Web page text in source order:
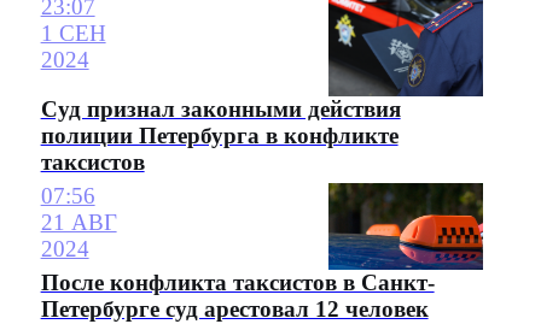
23:07
1 СЕН
2024
Суд признал законными действия
полиции Петербурга в конфликте
таксистов
07:56
21 АВГ
2024
После конфликта таксистов в Санкт-
Петербурге суд арестовал 12 человек